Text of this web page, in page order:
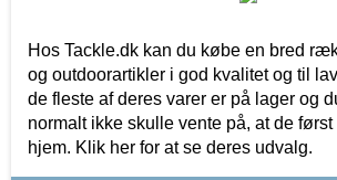
Hos Tackle.dk kan du købe en bred
og outdoorartikler i god kvalitet og til
de fleste af deres varer er på lager og
normalt ikke skulle vente på, at de
hjem. Klik her for at se deres udvalg.